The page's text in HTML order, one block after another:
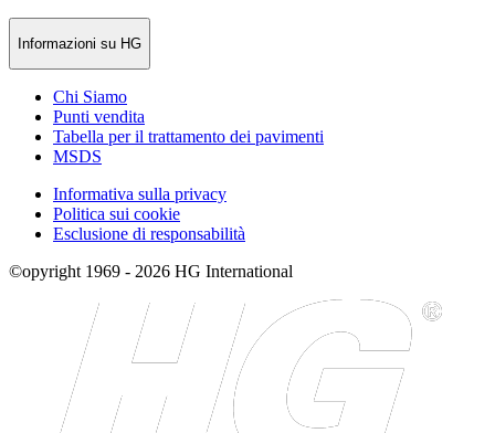
Informazioni su HG
Chi Siamo
Punti vendita
Tabella per il trattamento dei pavimenti
MSDS
Informativa sulla privacy
Politica sui cookie
Esclusione di responsabilità
©opyright 1969 - 2026 HG International